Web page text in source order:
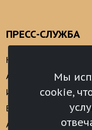
Мы
cookie,
ПРЕСС-СЛУЖБА
Новости
Анонсы
Интервью
Видеоматериалы
Аккредитация